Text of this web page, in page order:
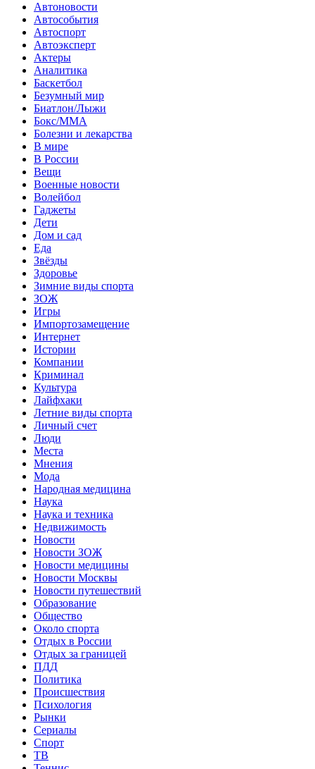
Автоновости
Автособытия
Автоспорт
Автоэксперт
Актеры
Аналитика
Баскетбол
Безумный мир
Биатлон/Лыжи
Бокс/MMA
Болезни и лекарства
В мире
В России
Вещи
Военные новости
Волейбол
Гаджеты
Дети
Дом и сад
Еда
Звёзды
Здоровье
Зимние виды спорта
ЗОЖ
Игры
Импортозамещение
Интернет
Истории
Компании
Криминал
Культура
Лайфхаки
Летние виды спорта
Личный счет
Люди
Места
Мнения
Мода
Народная медицина
Наука
Наука и техника
Недвижимость
Новости
Новости ЗОЖ
Новости медицины
Новости Москвы
Новости путешествий
Образование
Общество
Около спорта
Отдых в России
Отдых за границей
ПДД
Политика
Происшествия
Психология
Рынки
Сериалы
Спорт
ТВ